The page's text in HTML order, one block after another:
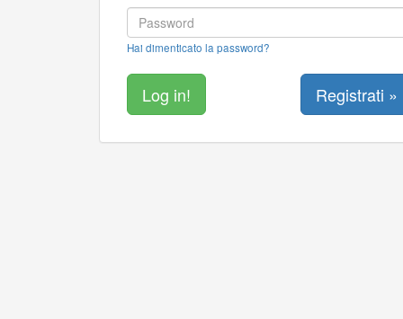
Hai dimenticato la password?
Registrati »